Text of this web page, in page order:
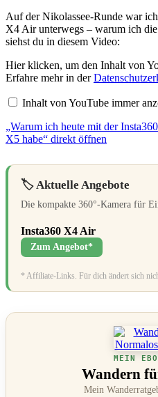
Auf der Nikolassee-Runde war
X4 Air unterwegs – warum ich
siehst du in diesem Video:
„Warum
ich
heute
mit
der
X4
Air
filme
obwohl
habe“
YouTube
anzeigen
Hier klicken, um den Inhalt von
Erfahre mehr in der
Inhalt von YouTube immer
„Warum ich heute mit der
X5 habe“ direkt öffnen
🏷️ Aktuelle Angebote
Die kompakte 360°-Kamera für
Insta360 X4 Air
Zum Angebot*
* Affiliate-Links. Für dich ändert sich
MEIN
Wandern
Mein